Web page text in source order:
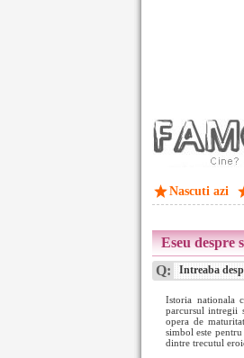
Nascuti azi
Eseu despre
Q: Intreaba
Istoria nationala
parcursul intregii
opera de
simbol este
dintre trecutul